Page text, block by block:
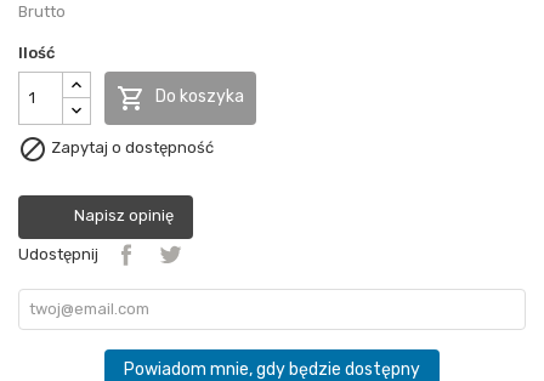
Brutto
Ilość
 Do koszyka
 Zapytaj o dostępność
Napisz opinię
Udostępnij
Powiadom mnie, gdy będzie dostępny